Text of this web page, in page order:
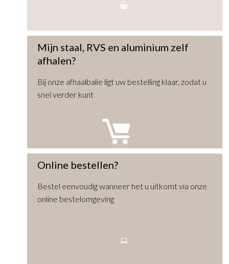
Mijn staal, RVS en aluminium zelf
afhalen?
Bij onze afhaalbalie ligt uw bestelling klaar, zodat u
snel verder kunt
Online bestellen?
Bestel eenvoudig wanneer het u uitkomt via onze
online bestelomgeving